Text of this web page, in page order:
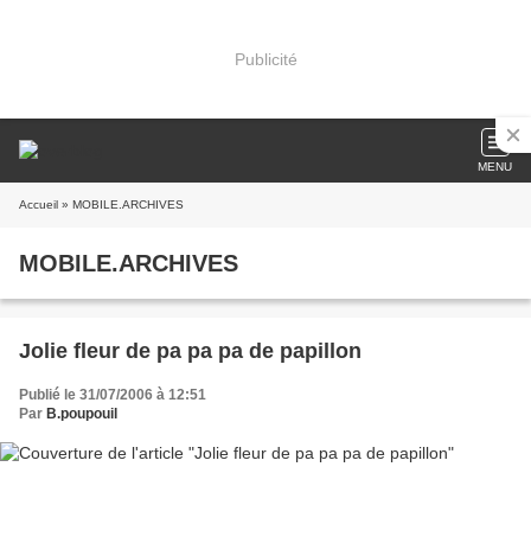
Publicité
MENU
Accueil » MOBILE.ARCHIVES
MOBILE.ARCHIVES
Jolie fleur de pa pa pa de papillon
Publié le 31/07/2006 à 12:51
Par B.poupouil